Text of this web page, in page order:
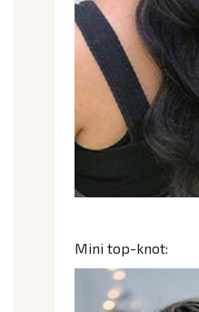
Mini top-knot: